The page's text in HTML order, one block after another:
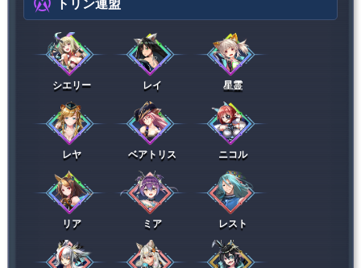
トリン連盟
シエリー レイ 星霊
レヤ ベアトリス ニコル
リア ミア レスト